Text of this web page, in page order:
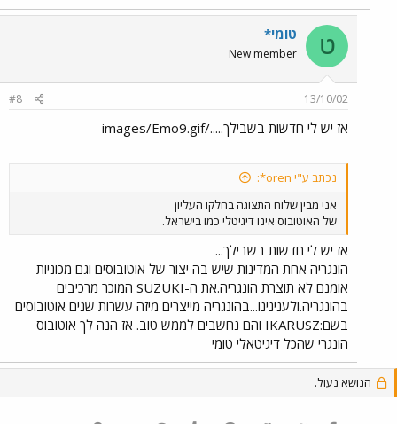
ט טומי*
New member
13/10/02
#8
אז יש לי חדשות בשבילך...../images/Emo9.gif
נכתב ע"י oren*:
אני מבין שלוח התצוגה בחלקו העליון
של האוטובוס אינו דיגיטלי כמו בישראל.
אז יש לי חדשות בשבילך...
הונגריה אחת המדינות שיש בה יצור של אוטובוסים וגם מכוניות
אומנם לא תוצרת הונגריה.את ה-SUZUKI המוכר מרכיבים
בהונגריה.ולענינינו...בהונגריה מייצרים מיזה עשרות שנים אוטובוסים
בשם:IKARUSZ והם נחשבים לממש טוב. אז הנה לך אוטובוס
הונגרי שהכל דיגיטאלי טומי
הנושא נעול.